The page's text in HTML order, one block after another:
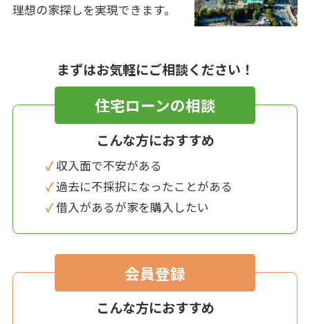
理想の家探しを実現できます。
まずはお気軽にご相談ください！
住宅ローンの相談
こんな方におすすめ
✓ 収入面で不安がある
✓ 過去に不採択になったことがある
✓ 借入があるが家を購入したい
会員登録
こんな方におすすめ